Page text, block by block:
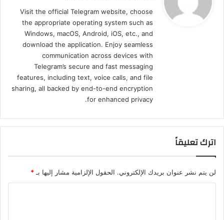
ل
Visit the official Telegram website, choose
the appropriate operating system such as
Windows, macOS, Android, iOS, etc., and
download the application. Enjoy seamless
communication across devices with
Telegram’s secure and fast messaging
features, including text, voice calls, and file
sharing, all backed by end-to-end encryption
for enhanced privacy.
اترك تعليقاً
لن يتم نشر عنوان بريدك الإلكتروني. الحقول الإلزامية مشار إليها بـ*